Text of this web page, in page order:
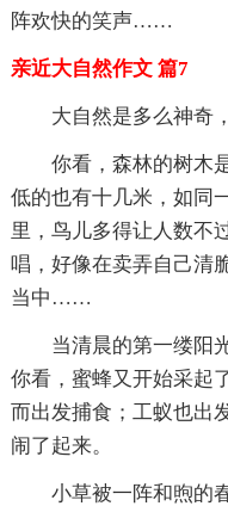
阵欢快的笑声……
亲近大自然作文 篇7
大自然是多么神奇
你看，森林的树木
低的也有十几米，如同
里，鸟儿多得让人数不
唱，好像在卖弄自己清
当中……
当清晨的第一缕阳
你看，蜜蜂又开始采起
而出发捕食；工蚁也出
闹了起来。
小草被一阵和煦的